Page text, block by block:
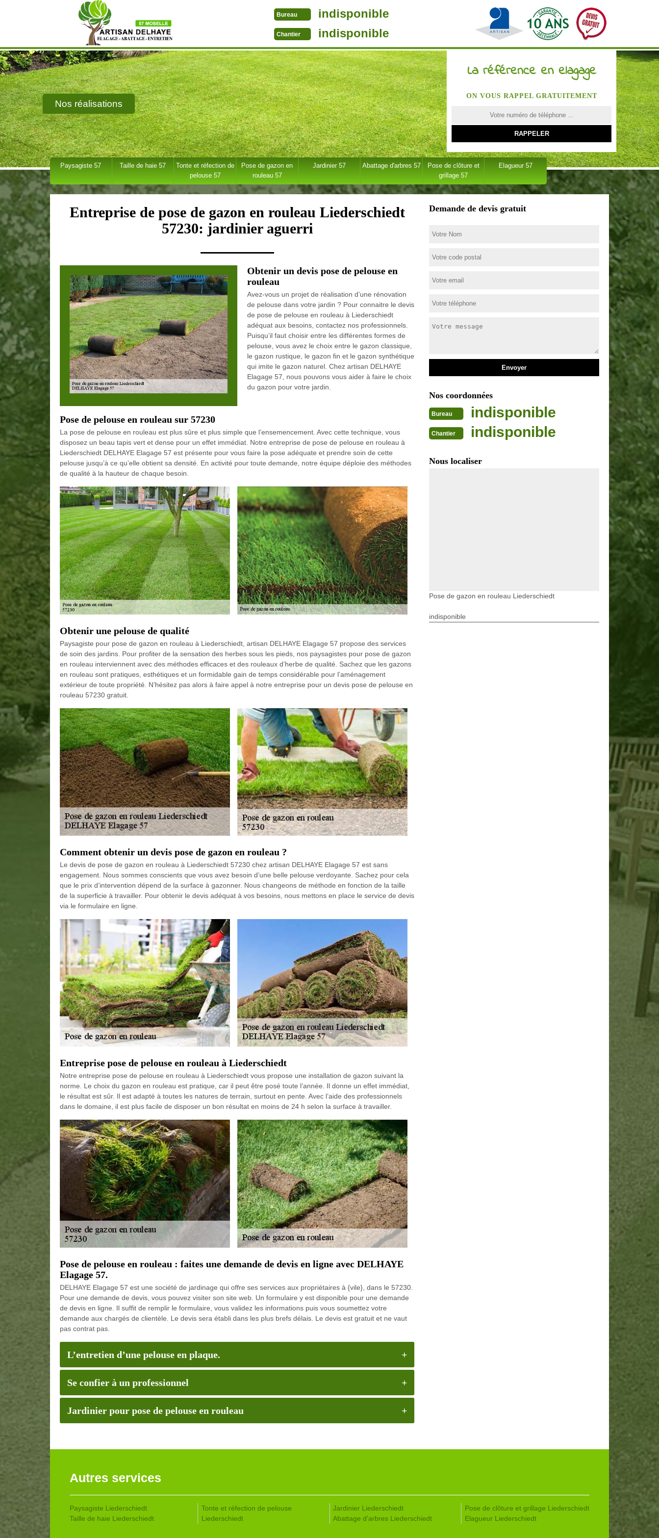
Bureau indisponible
Chantier indisponible
Nos réalisations
La référence en elagage
ON VOUS RAPPEL GRATUITEMENT
Paysagiste 57 Taille de haie 57
Tonte et réfection de
pelouse 57
Pose de gazon en
rouleau 57
Jardinier 57 Abattage d'arbres 57
Pose de clôture et
grillage 57
Elagueur 57
Entreprise de pose de gazon en rouleau Liederschiedt
57230: jardinier aguerri
Obtenir un devis pose de pelouse en
rouleau
Avez-vous un projet de réalisation d’une rénovation
de pelouse dans votre jardin ? Pour connaitre le devis
de pose de pelouse en rouleau à Liederschiedt
adéquat aux besoins, contactez nos professionnels.
Puisqu’il faut choisir entre les différentes formes de
pelouse, vous avez le choix entre le gazon classique,
le gazon rustique, le gazon fin et le gazon synthétique
qui imite le gazon naturel. Chez artisan DELHAYE
Elagage 57, nous pouvons vous aider à faire le choix
du gazon pour votre jardin.
Pose de pelouse en rouleau sur 57230
La pose de pelouse en rouleau est plus sûre et plus simple que l’ensemencement. Avec cette technique, vous
disposez un beau tapis vert et dense pour un effet immédiat. Notre entreprise de pose de pelouse en rouleau à
Liederschiedt DELHAYE Elagage 57 est présente pour vous faire la pose adéquate et prendre soin de cette
pelouse jusqu’à ce qu’elle obtient sa densité. En activité pour toute demande, notre équipe déploie des méthodes
de qualité à la hauteur de chaque besoin.
Obtenir une pelouse de qualité
Paysagiste pour pose de gazon en rouleau à Liederschiedt, artisan DELHAYE Elagage 57 propose des services
de soin des jardins. Pour profiter de la sensation des herbes sous les pieds, nos paysagistes pour pose de gazon
en rouleau interviennent avec des méthodes efficaces et des rouleaux d’herbe de qualité. Sachez que les gazons
en rouleau sont pratiques, esthétiques et un formidable gain de temps considérable pour l’aménagement
extérieur de toute propriété. N’hésitez pas alors à faire appel à notre entreprise pour un devis pose de pelouse en
rouleau 57230 gratuit.
Comment obtenir un devis pose de gazon en rouleau ?
Le devis de pose de gazon en rouleau à Liederschiedt 57230 chez artisan DELHAYE Elagage 57 est sans
engagement. Nous sommes conscients que vous avez besoin d’une belle pelouse verdoyante. Sachez pour cela
que le prix d’intervention dépend de la surface à gazonner. Nous changeons de méthode en fonction de la taille
de la superficie à travailler. Pour obtenir le devis adéquat à vos besoins, nous mettons en place le service de devis
via le formulaire en ligne.
Entreprise pose de pelouse en rouleau à Liederschiedt
Notre entreprise pose de pelouse en rouleau à Liederschiedt vous propose une installation de gazon suivant la
norme. Le choix du gazon en rouleau est pratique, car il peut être posé toute l’année. Il donne un effet immédiat,
le résultat est sûr. Il est adapté à toutes les natures de terrain, surtout en pente. Avec l’aide des professionnels
dans le domaine, il est plus facile de disposer un bon résultat en moins de 24 h selon la surface à travailler.
Pose de pelouse en rouleau : faites une demande de devis en ligne avec DELHAYE
Elagage 57.
DELHAYE Elagage 57 est une société de jardinage qui offre ses services aux propriétaires à {vile}, dans le 57230.
Pour une demande de devis, vous pouvez visiter son site web. Un formulaire y est disponible pour une demande
de devis en ligne. Il suffit de remplir le formulaire, vous validez les informations puis vous soumettez votre
demande aux chargés de clientèle. Le devis sera établi dans les plus brefs délais. Le devis est gratuit et ne vaut
pas contrat pas.
L’entretien d’une pelouse en plaque.
Se confier à un professionnel
Jardinier pour pose de pelouse en rouleau
Demande de devis gratuit
Nos coordonnées
Bureau indisponible
Chantier indisponible
Nous localiser
Pose de gazon en rouleau Liederschiedt
indisponible
Autres services
Paysagiste Liederschiedt
Taille de haie Liederschiedt
Tonte et réfection de pelouse
Liederschiedt
Jardinier Liederschiedt
Abattage d'arbres Liederschiedt
Pose de clôture et grillage Liederschiedt
Elagueur Liederschiedt